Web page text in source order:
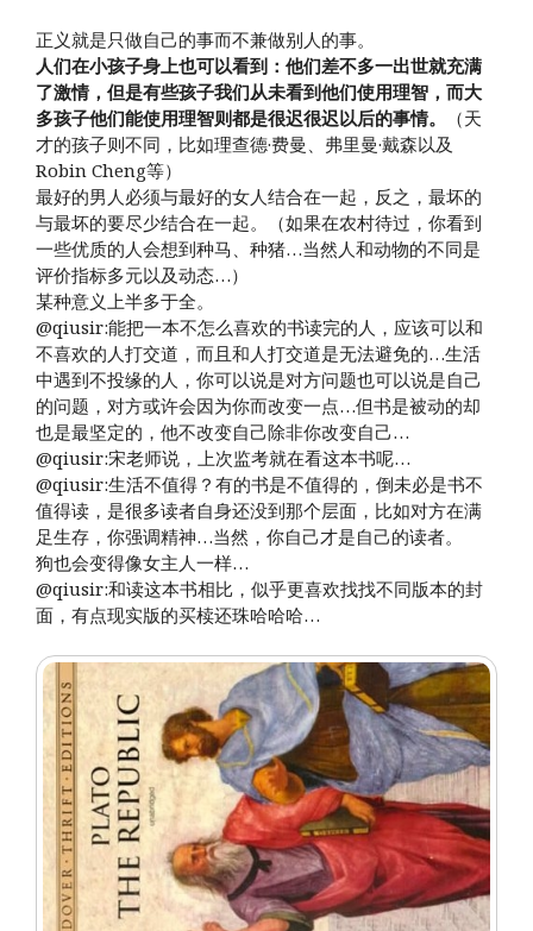
正义就是只做自己的事而不兼做别人的事。
人们在小孩子身上也可以看到：他们差不多一出世就充满
了激情，但是有些孩子我们从未看到他们使用理智，而大
多孩子他们能使用理智则都是很迟很迟以后的事情。
（天
才的孩子则不同，比如理查德·费曼、弗里曼·戴森以及
Robin Cheng等）
最好的男人必须与最好的女人结合在一起，反之，最坏的
与最坏的要尽少结合在一起。（如果在农村待过，你看到
一些优质的人会想到种马、种猪…当然人和动物的不同是
评价指标多元以及动态…）
某种意义上半多于全。
@qiusir:能把一本不怎么喜欢的书读完的人，应该可以和
不喜欢的人打交道，而且和人打交道是无法避免的…生活
中遇到不投缘的人，你可以说是对方问题也可以说是自己
的问题，对方或许会因为你而改变一点…但书是被动的却
也是最坚定的，他不改变自己除非你改变自己…
@qiusir:宋老师说，上次监考就在看这本书呢…
@qiusir:生活不值得？有的书是不值得的，倒未必是书不
值得读，是很多读者自身还没到那个层面，比如对方在满
足生存，你强调精神…当然，你自己才是自己的读者。
狗也会变得像女主人一样…
@qiusir:和读这本书相比，似乎更喜欢找找不同版本的封
面，有点现实版的买椟还珠哈哈哈…